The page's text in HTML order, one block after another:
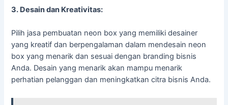
3. Desain dan Kreativitas:
Pilih jasa pembuatan neon box yang memiliki desainer
yang kreatif dan berpengalaman dalam mendesain neon
box yang menarik dan sesuai dengan branding bisnis
Anda. Desain yang menarik akan mampu menarik
perhatian pelanggan dan meningkatkan citra bisnis Anda.